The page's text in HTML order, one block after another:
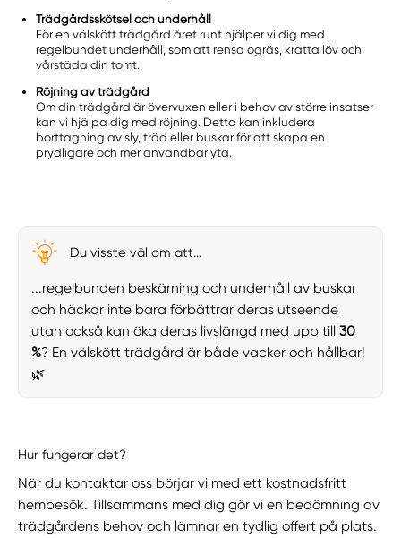
Trädgårdsskötsel och underhåll
För en välskött trädgård året runt hjälper vi dig med
regelbundet underhåll, som att rensa ogräs, kratta löv och
vårstäda din tomt.
Röjning av trädgård
Om din trädgård är övervuxen eller i behov av större insatser
kan vi hjälpa dig med röjning. Detta kan inkludera
borttagning av sly, träd eller buskar för att skapa en
prydligare och mer användbar yta.
Du visste väl om att...
...regelbunden beskärning och underhåll av buskar
och häckar inte bara förbättrar deras utseende
utan också kan öka deras livslängd med upp till 30
%? En välskött trädgård är både vacker och hållbar!
🌿
Hur fungerar det?
När du kontaktar oss börjar vi med ett kostnadsfritt
hembesök. Tillsammans med dig gör vi en bedömning av
trädgårdens behov och lämnar en tydlig offert på plats.